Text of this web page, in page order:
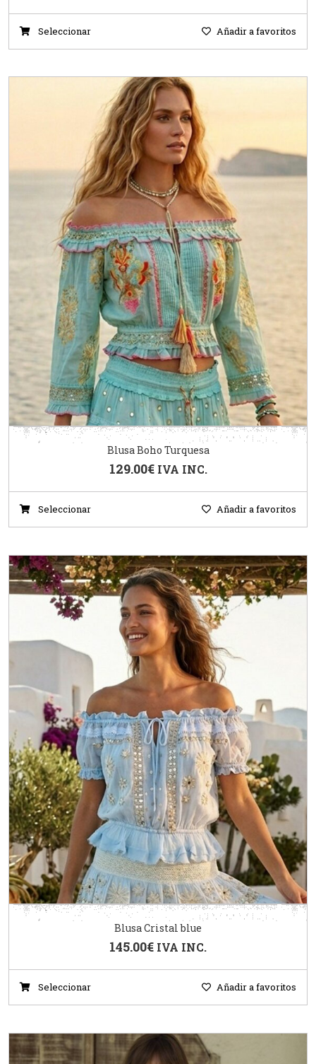
Seleccionar Añadir a favoritos
Blusa Boho Turquesa
129.00€ IVA INC.
Seleccionar Añadir a favoritos
Blusa Cristal blue
145.00€ IVA INC.
Seleccionar Añadir a favoritos